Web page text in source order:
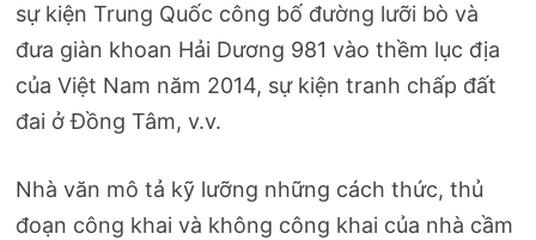
sự kiện Trung Quốc công bố đường lưỡi bò và
đưa giàn khoan Hải Dương 981 vào thềm lục địa
của Việt Nam năm 2014, sự kiện tranh chấp đất
đai ở Đồng Tâm, v.v.
Nhà văn mô tả kỹ lưỡng những cách thức, thủ
đoạn công khai và không công khai của nhà cầm